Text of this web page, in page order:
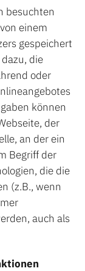
besuchten
einem
gespeichert
die
oder
können
der
an der ein
Begriff der
die die
(z.B., wenn
auch als